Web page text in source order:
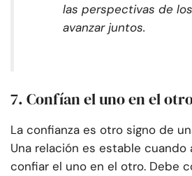
las perspectivas de
avanzar juntos.
7. Confían el uno en el
La confianza es otro signo de
Una relación es estable cuando
confiar el uno en el otro. Debe